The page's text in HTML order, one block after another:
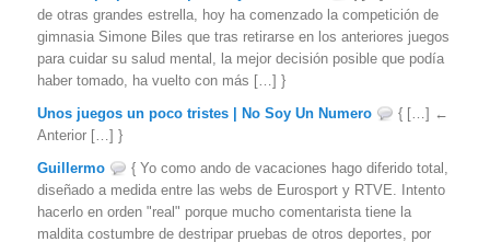
de otras grandes estrella, hoy ha comenzado la competición de
gimnasia Simone Biles que tras retirarse en los anteriores juegos
para cuidar su salud mental, la mejor decisión posible que podía
haber tomado, ha vuelto con más […] }
Unos juegos un poco tristes | No Soy Un Numero
{ […] ←
Anterior […] }
Guillermo
{ Yo como ando de vacaciones hago diferido total,
diseñado a medida entre las webs de Eurosport y RTVE. Intento
hacerlo en orden "real" porque mucho comentarista tiene la
maldita costumbre de destripar pruebas de otros deportes, por